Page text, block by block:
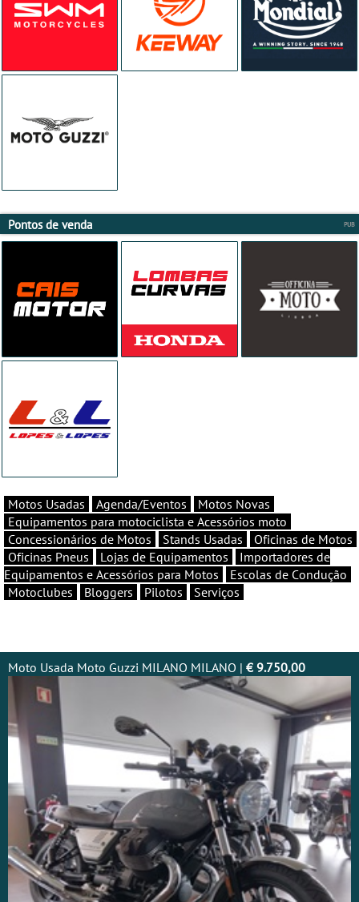
Pontos de venda
Motos Usadas Agenda/Eventos
Motos Novas
Equipamentos para motociclista e Acessórios moto
Concessionários de Motos
Stands Usadas
Oficinas de Motos
Oficinas Pneus
Lojas de Equipamentos
Importadores de
Equipamentos e Acessórios para Motos
Escolas de Condução
Motoclubes
Bloggers Pilotos Serviços
Moto Usada Moto Guzzi MILANO MILANO | € 9.750,00